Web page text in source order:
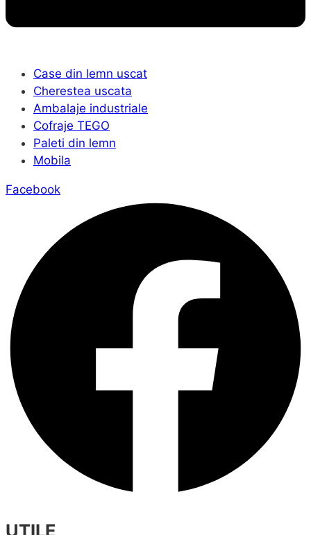
Case din lemn uscat
Cherestea uscata
Ambalaje industriale
Cofraje TEGO
Paleti din lemn
Mobila
Facebook